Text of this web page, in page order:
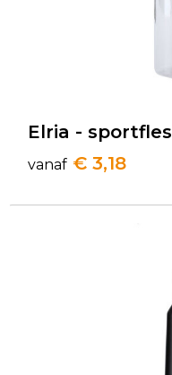
Elria - sportfles
vanaf € 3,18